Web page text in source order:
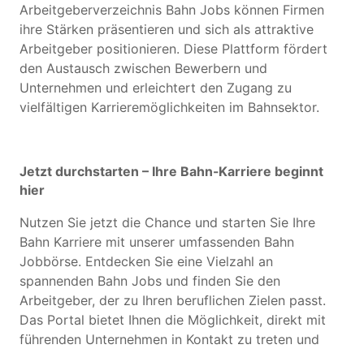
Arbeitgeberverzeichnis Bahn Jobs können Firmen
ihre Stärken präsentieren und sich als attraktive
Arbeitgeber positionieren. Diese Plattform fördert
den Austausch zwischen Bewerbern und
Unternehmen und erleichtert den Zugang zu
vielfältigen Karrieremöglichkeiten im Bahnsektor.
Jetzt durchstarten – Ihre Bahn-Karriere beginnt
hier
Nutzen Sie jetzt die Chance und starten Sie Ihre
Bahn Karriere mit unserer umfassenden Bahn
Jobbörse. Entdecken Sie eine Vielzahl an
spannenden Bahn Jobs und finden Sie den
Arbeitgeber, der zu Ihren beruflichen Zielen passt.
Das Portal bietet Ihnen die Möglichkeit, direkt mit
führenden Unternehmen in Kontakt zu treten und